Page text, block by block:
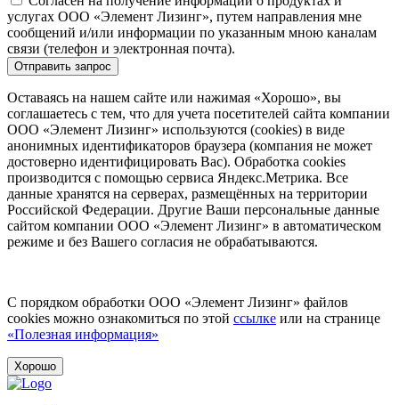
услугах ООО «Элемент Лизинг», путем направления мне
сообщений и/или информации по указанным мною каналам
связи (телефон и электронная почта).
Отправить запрос
Оставаясь на нашем сайте или нажимая «Хорошо», вы
соглашаетесь с тем, что для учета посетителей сайта компании
ООО «Элемент Лизинг» используются (cookies) в виде
анонимных идентификаторов браузера (компания не может
достоверно идентифицировать Вас). Обработка cookies
производится с помощью сервиса Яндекс.Метрика. Все
данные хранятся на серверах, размещённых на территории
Российской Федерации. Другие Ваши персональные данные
сайтом компании ООО «Элемент Лизинг» в автоматическом
режиме и без Вашего согласия не обрабатываются.
С порядком обработки ООО «Элемент Лизинг» файлов
cookies можно ознакомиться по этой ссылке или на странице
«Полезная информация»
Хорошо